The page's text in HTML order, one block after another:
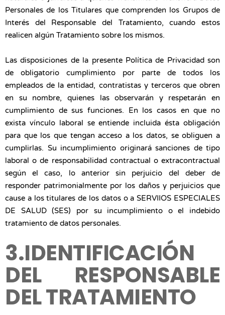
Personales de los Titulares que comprenden los Grupos de
Interés del Responsable del Tratamiento, cuando estos
realicen algún Tratamiento sobre los mismos.
Las disposiciones de la presente Política de Privacidad son
de obligatorio cumplimiento por parte de todos los
empleados de la entidad, contratistas y terceros que obren
en su nombre, quienes las observarán y respetarán en
cumplimiento de sus funciones. En los casos en que no
exista vínculo laboral se entiende incluida ésta obligación
para que los que tengan acceso a los datos, se obliguen a
cumplirlas. Su incumplimiento originará sanciones de tipo
laboral o de responsabilidad contractual o extracontractual
según el caso, lo anterior sin perjuicio del deber de
responder patrimonialmente por los daños y perjuicios que
cause a los titulares de los datos o a SERVIIOS ESPECIALES
DE SALUD (SES) por su incumplimiento o el indebido
tratamiento de datos personales.
3.IDENTIFICACIÓN
DEL RESPONSABLE
DEL TRATAMIENTO